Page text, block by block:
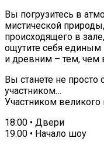
Вы погрузитесь в
мистической
происходящего в
ощутите себя
и древним – тем, чем
Вы станете не
участником…
Участником
18:00 • Двери
19.00 • Начало шоу